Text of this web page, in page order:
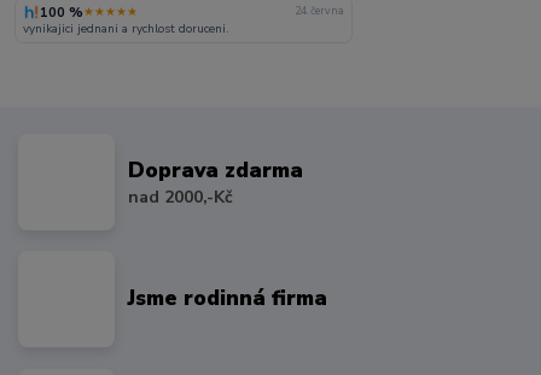
100 %★★★★★ 24. června
vynikajici jednani a rychlost doruceni.
Doprava zdarma
nad 2000,-Kč
Jsme rodinná firma